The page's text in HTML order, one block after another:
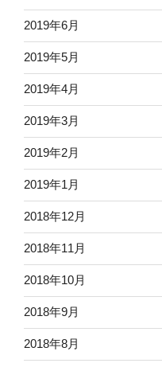
2019年6月
2019年5月
2019年4月
2019年3月
2019年2月
2019年1月
2018年12月
2018年11月
2018年10月
2018年9月
2018年8月